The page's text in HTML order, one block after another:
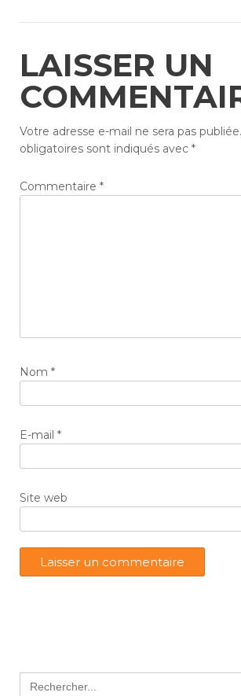
LAISSER UN
Votre adresse e-mail ne sera pas publiée.
obligatoires sont indiqués avec *
Commentaire *
Nom *
E-mail *
Site web
Search
for: